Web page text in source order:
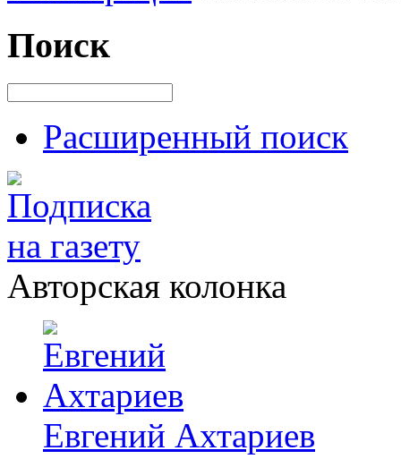
Поиск
Расширенный поиск
Авторская колонка
Евгений Ахтариев